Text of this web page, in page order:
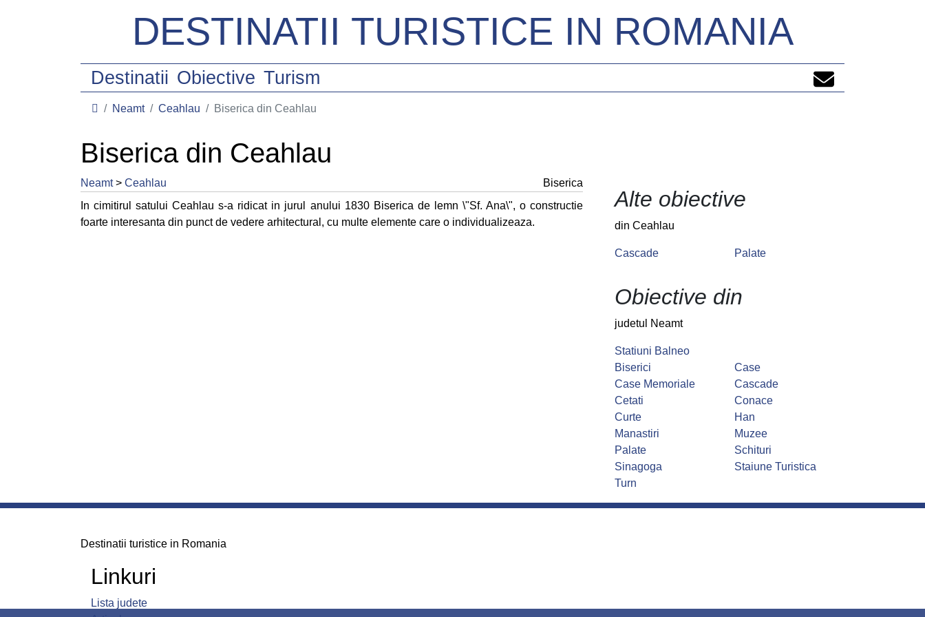
DESTINATII TURISTICE IN ROMANIA
Destinatii Obiective Turism
Neamt Ceahlau Biserica din Ceahlau
Biserica din Ceahlau
Neamt> Ceahlau
Biserica
In cimitirul satului Ceahlau s-a ridicat in jurul anului 1830 Biserica de lemn \"Sf. Ana\", o constructie
foarte interesanta din punct de vedere arhitectural, cu multe elemente care o individualizeaza.
Alte obiective
din Ceahlau
Cascade Palate
Obiective din
judetul Neamt
Statiuni Balneo
Biserici
Case
Case Memoriale
Cascade
Cetati
Conace
Curte
Han
Manastiri
Muzee
Palate
Schituri
Sinagoga
Staiune Turistica
Turn
Destinatii turistice in Romania
Linkuri
Lista judete